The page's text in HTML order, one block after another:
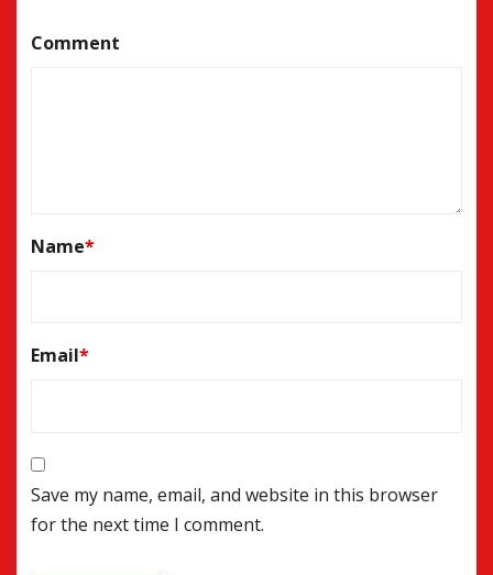
Comment
Name*
Email*
Save my name, email, and website in this browser
for the next time I comment.